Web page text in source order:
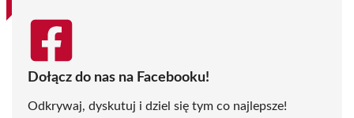
Dołącz do nas na Facebooku!
Odkrywaj, dyskutuj i dziel się tym co najlepsze!